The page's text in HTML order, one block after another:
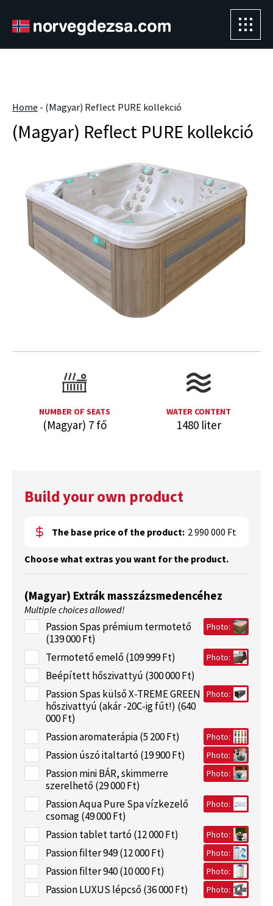
" />
Home - (Magyar) Reflect PURE kollekció
(Magyar) Reflect PURE kollekció
Build your own product
The base price of the product: 2 990 000 Ft
Choose what extras you want for the product.
(Magyar) Extrák masszázsmedencéhez
Multiple choices allowed!
Passion Spas prémium termotető
(139 000 Ft)
Photo:
Termotető emelő (109 999 Ft) Photo:
Beépített hőszivattyú (300 000 Ft)
Passion Spas külső X-TREME GREEN
hőszivattyú (akár -20C-ig fűt!) (640
000 Ft)
Photo:
Passion aromaterápia (5 200 Ft) Photo:
Passion úszó italtartó (19 900 Ft) Photo:
Passion mini BÁR, skimmerre
szerelhető (29 000 Ft)
Photo:
Passion Aqua Pure Spa vízkezelő
csomag (49 000 Ft)
Photo:
Passion tablet tartó (12 000 Ft) Photo:
Passion filter 949 (12 000 Ft) Photo:
Passion filter 940 (10 000 Ft) Photo:
Passion LUXUS lépcső (36 000 Ft) Photo:
NUMBER OF SEATS
(Magyar) 7 fő
WATER CONTENT
1480 liter